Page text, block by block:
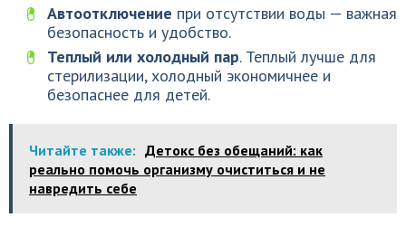
Автоотключение при отсутствии воды — важная
безопасность и удобство.
Теплый или холодный пар. Теплый лучше для
стерилизации, холодный экономичнее и
безопаснее для детей.
Читайте также: Детокс без обещаний: как
реально помочь организму очиститься и не
навредить себе